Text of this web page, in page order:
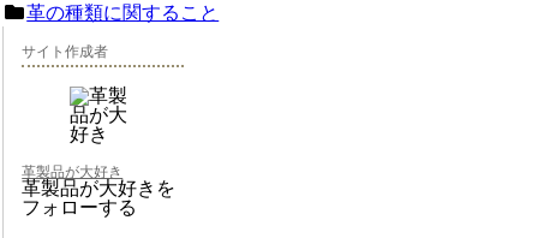
革の種類に関すること
サイト作成者
革製品が大好き
革製品が大好きを
フォローする